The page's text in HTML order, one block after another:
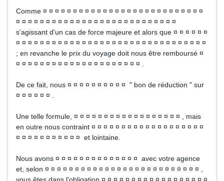
Comme ¤ ¤ ¤ ¤ ¤ ¤ ¤ ¤ ¤ ¤ ¤ ¤ ¤ ¤ ¤ ¤ ¤ ¤ ¤ ¤ ¤ ¤ ¤ ¤ ¤ ¤ ¤
¤ ¤ ¤ ¤ ¤ ¤ ¤ ¤ ¤ ¤ ¤ ¤ ¤ ¤ ¤ ¤ ¤ ¤ ¤ ¤ ¤ ¤ ¤ ¤ ¤ ¤ ¤
s'agissant d'un cas de force majeure et alors que ¤ ¤ ¤ ¤ ¤ ¤
¤ ¤ ¤ ¤ ¤ ¤ ¤ ¤ ¤ ¤ ¤ ¤ ¤ ¤ ¤ ¤ ¤ ¤ ¤ ¤ ¤ ¤ ¤ ¤ ¤ ¤ ¤ ¤ ¤ ¤ ¤ ¤
; en revanche le prix du voyage doit nous être remboursé ¤
¤ ¤ ¤ ¤ ¤ ¤ ¤ ¤ ¤ ¤ ¤ ¤ ¤ ¤ ¤ ¤ ¤ ¤ ¤ ¤ ¤ .
De ce fait, nous ¤ ¤ ¤ ¤ ¤ ¤ ¤ ¤ ¤ ¤ " bon de réduction " sur
¤ ¤ ¤ ¤ ¤ ¤ .
Une telle formule, ¤ ¤ ¤ ¤ ¤ ¤ ¤ ¤ ¤ ¤ ¤ ¤ ¤ ¤ ¤ ¤ ¤ ¤ , mais
en outre nous contraint ¤ ¤ ¤ ¤ ¤ ¤ ¤ ¤ ¤ ¤ ¤ ¤ ¤ ¤ ¤ ¤ ¤ ¤ ¤
¤ ¤ ¤ ¤ ¤ ¤ ¤ ¤ ¤ ¤ ¤ et lointaine.
Nous avons ¤ ¤ ¤ ¤ ¤ ¤ ¤ ¤ ¤ ¤ ¤ ¤ ¤ ¤ avec votre agence
et, selon ¤ ¤ ¤ ¤ ¤ ¤ ¤ ¤ ¤ ¤ ¤ ¤ ¤ ¤ ¤ ¤ ¤ ¤ ¤ ¤ ¤ ¤ ¤ ¤ ¤ ¤ ,